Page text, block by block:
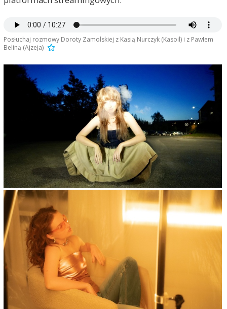
Posłuchaj rozmowy Doroty Zamolskiej z Kasią Nurczyk (Kasoil) i z Pawłem
Beliną (Ajzeja)